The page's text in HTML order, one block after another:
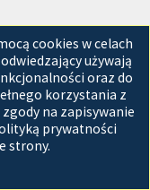
listy przyjaciół będą
się w panelu
szybko sprawdzić ich
Zależnie od
mogą być
do listy wrogów,
cookies w celach
używają
oraz do
korzystania z
na zapisywanie
prywatności
strony.